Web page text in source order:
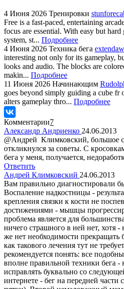
4 Июня 2026 Тренировки
Free is a fast-paced, entertaining
focus are essential. With easy but
system, st... Подробнее
4 Июня 2026 Техника бега
interesting not only for its gameplay,
looks and audio. The blocks are
makin... Подробнее
11 Июня 2026 Начинающим
goes beyond simply guiding a cube fr
alters gameplay thro... Подробнее
Комментарии7
Александр Андриенко 24.06.2013
@Андрей Климковский, большое
откликнулся за советы. С
бега у меня, получается,
Ответить
Андрей Климковский 24.06.2013
Вам правильно диагностировали
Воспаление надкостницы -
крепления связки к кости не
достижениями - мышцы
проблема является для
ничего страшного в ней нет, хотя
же нет необходимости прекращать
как такового лечения тут не
рекомендуется понять: все
вполне правильной техники бега -
исправлять буквально со
интернете - бег на передней части